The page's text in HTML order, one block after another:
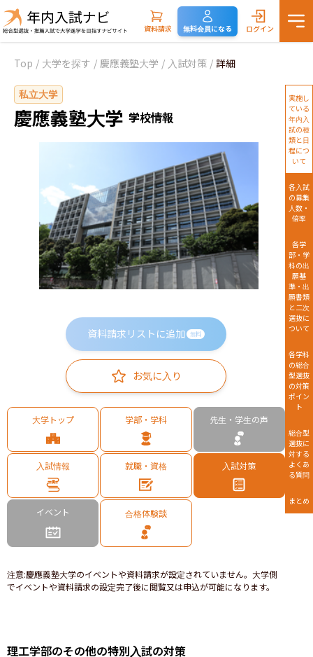
資料請求 無料会員になる ログイン
Top / 大学を探す / 慶應義塾大学 / 入試対策 / 詳細
私立大学
慶應義塾大学 学校情報
資料請求リストに追加 無料
お気に入り
大学トップ 学部・学科 先生・学生の声
入試情報 就職・資格 入試対策
イベント 合格体験談
注意:慶應義塾大学のイベントや資料請求が設定されていません。大学側
でイベントや資料請求の設定完了後に閲覧又は申込が可能になります。
理工学部のその他の特別入試の対策
実施し
ている
年内入
試の種
類と日
程につ
いて
各入試
の募集
人数・
倍率
各学
部・学
科の出
願基
準・出
願書類
と二次
選抜に
ついて
各学科
の総合
型選抜
の対策
ポイン
ト
総合型
選抜に
対する
よくあ
る質問
まとめ